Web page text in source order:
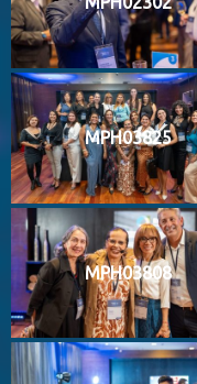
MPH03825
MPH03808